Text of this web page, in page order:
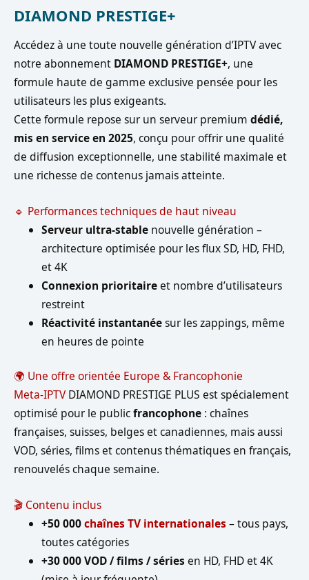
DIAMOND PRESTIGE+
Accédez à une toute nouvelle génération d’IPTV avec
notre abonnement DIAMOND PRESTIGE+, une
formule haute de gamme exclusive pensée pour les
utilisateurs les plus exigeants.
Cette formule repose sur un serveur premium dédié,
mis en service en 2025, conçu pour offrir une qualité
de diffusion exceptionnelle, une stabilité maximale et
une richesse de contenus jamais atteinte.
🔹 Performances techniques de haut niveau
Serveur ultra-stable nouvelle génération –
architecture optimisée pour les flux SD, HD, FHD,
et 4K
Connexion prioritaireet nombre d’utilisateurs
restreint
Réactivité instantanéesur les zappings, même
en heures de pointe
🌍 Une offre orientée Europe & Francophonie
Meta-IPTVDIAMOND PRESTIGE PLUS est spécialement
optimisé pour le publicfrancophone : chaînes
françaises, suisses, belges et canadiennes, mais aussi
VOD, séries, films et contenus thématiques en français,
renouvelés chaque semaine.
🎬 Contenu inclus
+50 000chaînes TV internationales – tous pays,
toutes catégories
+30 000 VOD / films / séries en HD, FHD et 4K